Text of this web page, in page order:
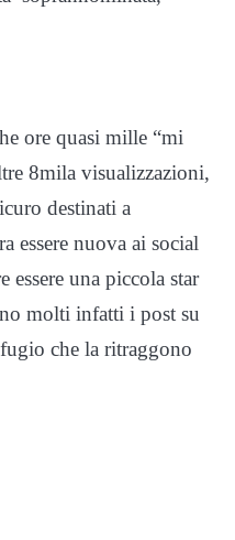
ore quasi mille “mi
8mila visualizzazioni,
destinati a
essere nuova ai social
una piccola star
molti infatti i post su
che la ritraggono